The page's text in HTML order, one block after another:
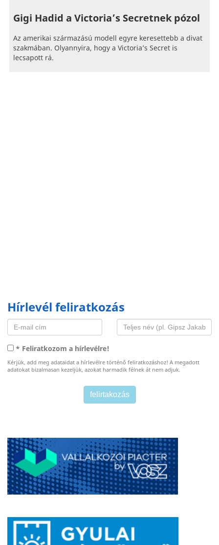
Gigi Hadid a Victoria’s Secretnek pózol
Az amerikai származású modell egyre keresettebb a divat
szakmában. Olyannyira, hogy a Victoria’s Secret is
lecsapott rá.
Hírlevél feliratkozás
* Feliratkozom a hírlevélre!
Kérjük, add meg adataidat a hírlevélre történő feliratkozáshoz! A megadott
adatokat bizalmasan kezeljük, azokat harmadik félnek át nem adjuk.